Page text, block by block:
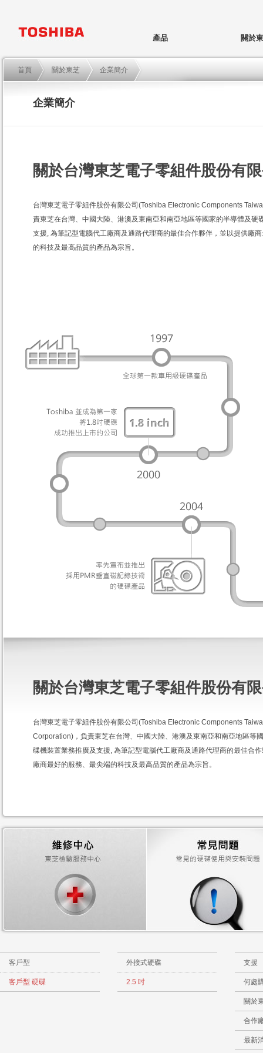
產品 關於
首頁 關於東芝 企業簡介
企業簡介
關於台灣東芝電子零組件股份有
台灣東芝電子零組件股份有限公司(Toshiba Electronic Components
責東芝在台灣、中國大陸、港澳及東南亞和南亞地區等國家的半導體及硬
支援, 為筆記型電腦代工廠商及通路代理商的最佳合作夥伴，並以提供廠
的科技及最高品質的產品為宗旨。
關於台灣東芝電子零組件股份有
台灣東芝電子零組件股份有限公司(Toshiba Electronic Components
Corporation)，負責東芝在台灣、中國大陸、港澳及東南亞和南亞地區等
碟機裝置業務推廣及支援, 為筆記型電腦代工廠商及通路代理商的最佳合
廠商最好的服務、最尖端的科技及最高品質的產品為宗旨。
客戶型
客戶型 硬碟
外接式硬碟
2.5 吋
支援
何處
關於
合作
最新